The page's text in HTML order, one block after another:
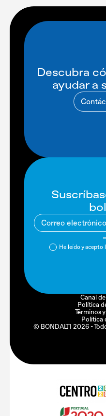
Descubra
ayudar a
He leído y acepto
© BONDALTI 2026 -
Canal
Política
Términos
Política